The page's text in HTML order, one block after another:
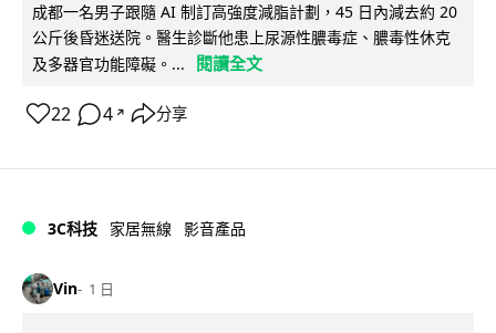
成都一名男子跟隨 AI 制訂高強度減脂計劃，45 日內減去約 20
公斤後昏迷送院。醫生診斷他患上尿源性膿毒症、膿毒性休克
及多器官功能障礙。...
閱讀全文
22 4 ↗ 分享
3C科技 家居無線 影音產品
Vin 1 日